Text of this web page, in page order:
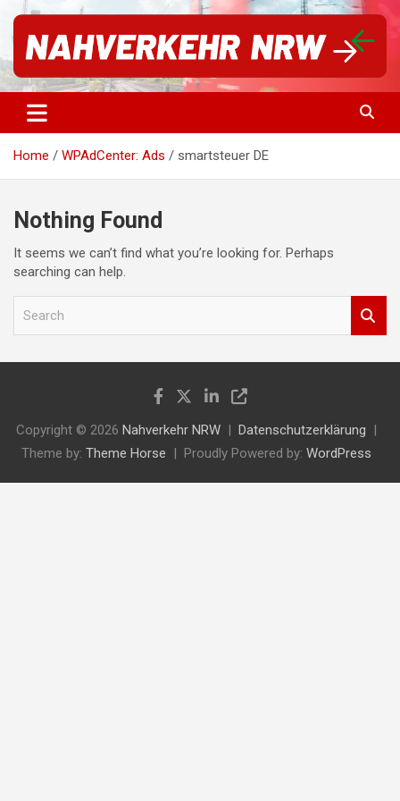
content
Nahverkehr NRW
Für einen starken Nahverkehr in NRW | #vorwärtsNRW
Home WPAdCenter: Ads smartsteuer DE
Nothing Found
It seems we can’t find what you’re looking for. Perhaps
searching can help.
r
Copyright © 2026 Nahverkehr NRW
Datenschutzerklärung
Theme by: Theme Horse Proudly Powered by: WordPress